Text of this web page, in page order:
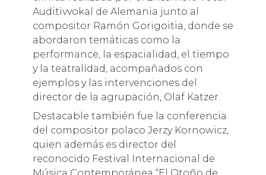
Auditivvokal de Alemania junto al
compositor Ramón Gorigoitia, donde se
abordaron temáticas como la
performance, la espacialidad, el tiempo
y la teatralidad, acompañados con
ejemplos y las intervenciones del
director de la agrupación, Olaf Katzer.
Destacable también fue la conferencia
del compositor polaco Jerzy Kornowicz,
quien además es director del
reconocido Festival Internacional de